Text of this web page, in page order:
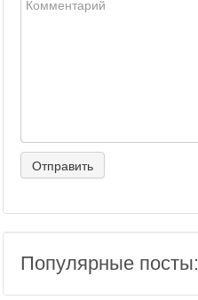
Популярные посты: